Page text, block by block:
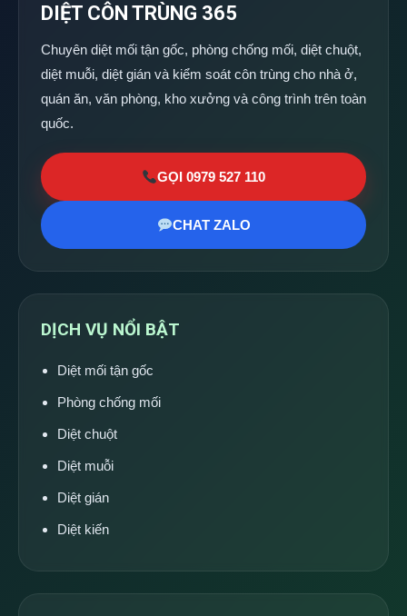
DIỆT CÔN TRÙNG 365
Chuyên diệt mối tận gốc, phòng chống mối, diệt chuột,
diệt muỗi, diệt gián và kiểm soát côn trùng cho nhà ở,
quán ăn, văn phòng, kho xưởng và công trình trên toàn
quốc.
GỌI 0979 527 110
CHAT ZALO
DỊCH VỤ NỔI BẬT
Diệt mối tận gốc
Phòng chống mối
Diệt chuột
Diệt muỗi
Diệt gián
Diệt kiến